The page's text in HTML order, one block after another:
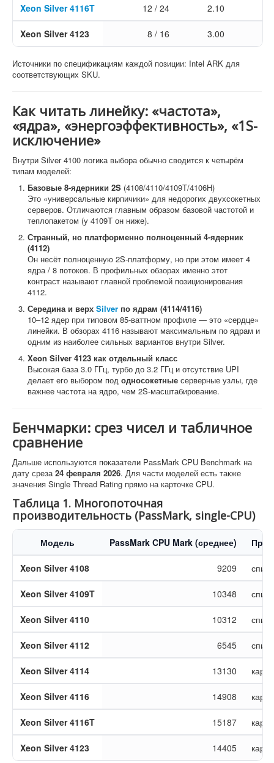
Xeon Silver 4116T 12 / 24 2.10
Xeon Silver 4123 8 / 16 3.00
Источники по спецификациям каждой позиции: Intel ARK для
соответствующих SKU.
Как читать линейку: «частота»,
«ядра», «энергоэффективность», «1S-
исключение»
Внутри Silver 4100 логика выбора обычно сводится к четырём
типам моделей:
Базовые 8-ядерники 2S (4108/4110/4109T/4106H)
Это «универсальные кирпичики» для недорогих двухсокетных
серверов. Отличаются главным образом базовой частотой и
теплопакетом (у 4109T он ниже).
Странный, но платформенно полноценный 4-ядерник
(4112)
Он несёт полноценную 2S-платформу, но при этом имеет 4
ядра / 8 потоков. В профильных обзорах именно этот
контраст называют главной проблемой позиционирования
4112.
Середина и верх Silver по ядрам (4114/4116)
10–12 ядер при типовом 85-ваттном профиле — это «сердце»
линейки. В обзорах 4116 называют максимальным по ядрам и
одним из наиболее сильных вариантов внутри Silver.
Xeon Silver 4123 как отдельный класс
Высокая база 3.0 ГГц, турбо до 3.2 ГГц и отсутствие UPI
делает его выбором под односокетные серверные узлы, где
важнее частота на ядро, чем 2S-масштабирование.
Бенчмарки: срез чисел и табличное
сравнение
Дальше используются показатели PassMark CPU Benchmark на
дату среза24 февраля 2026. Для части моделей есть также
значения Single Thread Rating прямо на карточке CPU.
Таблица 1. Многопоточная
производительность (PassMark, single-CPU)
Модель PassMark CPU Mark (среднее)
Xeon Silver 4108 9209
Xeon Silver 4109T 10348
Xeon Silver 4110 10312
Xeon Silver 4112 6545
Xeon Silver 4114 13130
Xeon Silver 4116 14908
Xeon Silver 4116T 15187
Xeon Silver 4123 14405